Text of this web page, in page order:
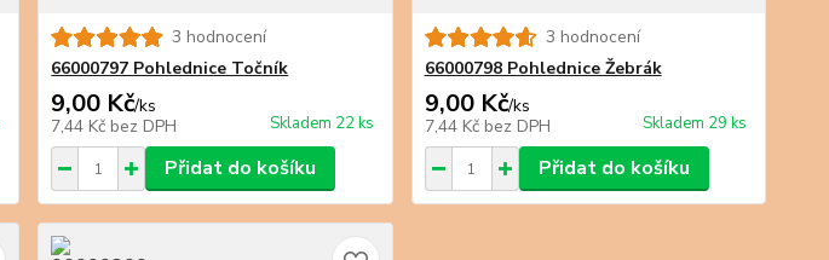
3 hodnocení
66000797 Pohlednice Točník
9,00 Kč/ks
7,44 Kč bez DPH Skladem 22 ks
Přidat do košíku
3 hodnocení
66000798 Pohlednice Žebrák
9,00 Kč/ks
7,44 Kč bez DPH Skladem 29 ks
Přidat do košíku